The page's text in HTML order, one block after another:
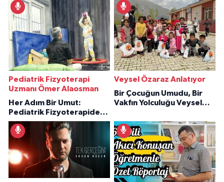
Pediatrik Fizyoterapi
Uzmanı Ömer Alaosman
Her Adım Bir Umut:
Pediatrik Fizyoterapiden
İlham Veren Hikâyeler
Veysel Özaraz Anlatıyor
Bir Çocuğun Umudu, Bir
Vakfın Yolculuğu Veysel